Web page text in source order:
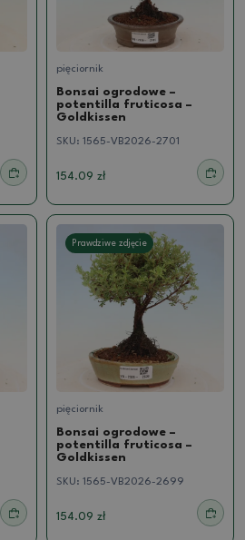
pięciornik
Bonsai ogrodowe –
potentilla fruticosa –
Goldkissen
SKU: 1565-VB2026-2701
154.09 zł
Prawdziwe zdjęcie
pięciornik
Bonsai ogrodowe –
potentilla fruticosa –
Goldkissen
SKU: 1565-VB2026-2699
154.09 zł